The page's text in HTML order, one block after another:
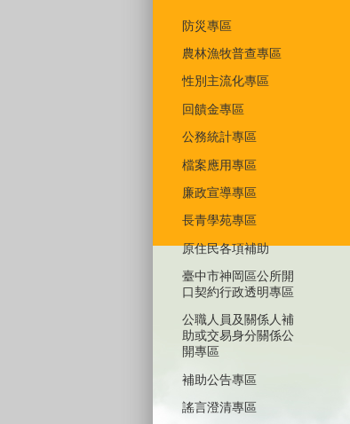
防災專區
農林漁牧普查專區
性別主流化專區
回饋金專區
公務統計專區
檔案應用專區
廉政宣導專區
長青學苑專區
原住民各項補助
臺中市神岡區公所開
口契約行政透明專區
公職人員及關係人補
助或交易身分關係公
開專區
補助公告專區
謠言澄清專區